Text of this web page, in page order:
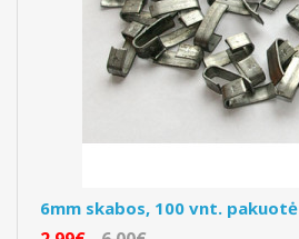
6mm skabos, 100 vnt. pakuotė